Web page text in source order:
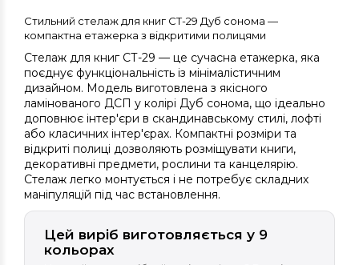
Стильний стелаж для книг СТ-29 Дуб сонома —
компактна етажерка з відкритими полицями
Стелаж для книг СТ-29 — це сучасна етажерка, яка
поєднує функціональність із мінімалістичним
дизайном. Модель виготовлена з якісного
ламінованого ДСП у колірі Дуб сонома, що ідеально
доповнює інтер'єри в скандинавському стилі, лофті
або класичних інтер'єрах. Компактні розміри та
відкриті полиці дозволяють розміщувати книги,
декоративні предмети, рослини та канцелярію.
Стелаж легко монтується і не потребує складних
маніпуляцій під час встановлення.
Цей виріб виготовляється у 9
кольорах